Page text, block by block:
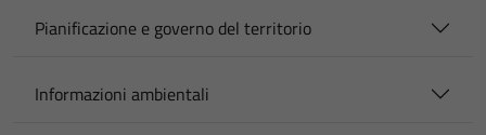
Pianificazione e governo del territorio
Informazioni ambientali